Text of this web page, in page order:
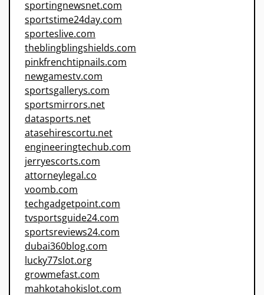
sportingnewsnet.com
sportstime24day.com
sporteslive.com
theblingblingshields.com
pinkfrenchtipnails.com
newgamestv.com
sportsgallerys.com
sportsmirrors.net
datasports.net
atasehirescortu.net
engineeringtechub.com
jerryescorts.com
attorneylegal.co
voomb.com
techgadgetpoint.com
tvsportsguide24.com
sportsreviews24.com
dubai360blog.com
lucky77slot.org
growmefast.com
mahkotahokislot.com